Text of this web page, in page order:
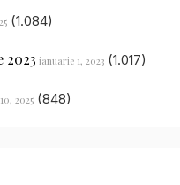
(1.084)
2023 ianuarie 1, 2023 (1.017)
2025 (848)